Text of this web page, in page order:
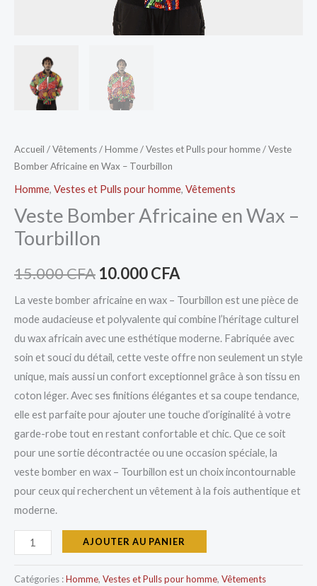
Accueil /Vêtements/Homme/Vestes et Pulls pour homme/ Veste
Bomber Africaine en Wax – Tourbillon
Homme, Vestes et Pulls pour homme, Vêtements
Veste Bomber Africaine en Wax –
Tourbillon
15.000CFA 10.000CFA
La veste bomber africaine en wax – Tourbillon est une pièce de
mode audacieuse et polyvalente qui combine l’héritage culturel
du wax africain avec une esthétique moderne. Fabriquée avec
soin et souci du détail, cette veste offre non seulement un style
unique, mais aussi un confort exceptionnel grâce à son tissu en
coton léger. Avec ses finitions élégantes et sa coupe tendance,
elle est parfaite pour ajouter une touche d’originalité à votre
garde-robe tout en restant confortable et chic. Que ce soit
pour une sortie décontractée ou une occasion spéciale, la
veste bomber en wax – Tourbillon est un choix incontournable
pour ceux qui recherchent un vêtement à la fois authentique et
moderne.
AJOUTER AU PANIER
Catégories :Homme, Vestes et Pulls pour homme, Vêtements